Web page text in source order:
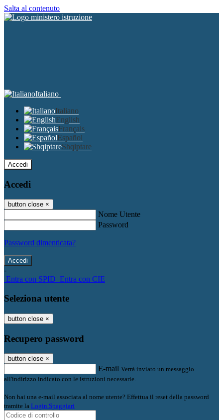
Salta al contenuto
Italiano
Italiano
English
Français
Español
Shqiptare
Accedi
Accedi
button close ×
Nome Utente
Password
Password dimenticata?
-
Entra con SPID Entra con CIE
Seleziona utente
button close ×
Recupero password
button close ×
E-mail Verrà inviato un messaggio
all'indirizzo indicato con le istruzioni necessarie.
Non hai una e-mail associata al nome utente? Effettua il reset della password
tramite la Login Spaggiari